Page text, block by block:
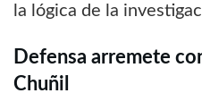
la lógica de la
Defensa arremete
Chuñil